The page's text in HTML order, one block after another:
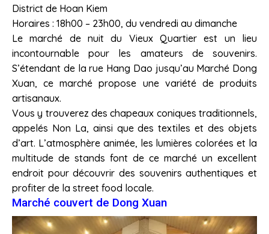
District de Hoan Kiem
Horaires : 18h00 – 23h00, du vendredi au dimanche
Le marché de nuit du Vieux Quartier est un lieu
incontournable pour les amateurs de souvenirs.
S’étendant de la rue Hang Dao jusqu’au Marché Dong
Xuan, ce marché propose une variété de produits
artisanaux.
Vous y trouverez des chapeaux coniques traditionnels,
appelés Non La, ainsi que des textiles et des objets
d’art. L’atmosphère animée, les lumières colorées et la
multitude de stands font de ce marché un excellent
endroit pour découvrir des souvenirs authentiques et
profiter de la street food locale.
Marché couvert de Dong Xuan